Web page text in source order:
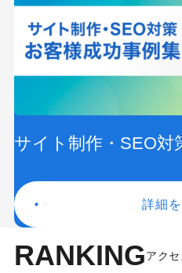
サイト制作・SEO対
詳細
RANKINGアク